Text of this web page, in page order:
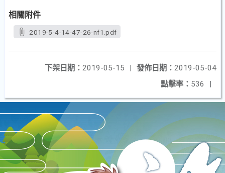
相關附件
2019-5-4-14-47-26-nf1.pdf
發佈日期： 2019-05-04
下架日期： 2019-05-15
|
點擊率： 536 |